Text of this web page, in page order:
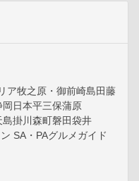
ア牧之原・御前崎島田藤
日本平三保蒲原
掛川森町磐田袋井
SA・PAグルメガイド